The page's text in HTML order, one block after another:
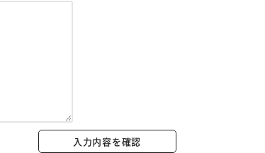
入力内容を確認
カートに入れる